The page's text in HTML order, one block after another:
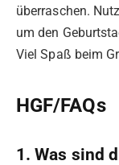
überraschen.
um den
Viel Spaß beim
HGF/FAQs
1. Was sind